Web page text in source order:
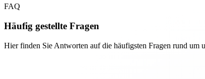
FAQ
Häufig gestellte Fragen
Hier finden Sie Antworten auf die häufigsten Fragen rund um